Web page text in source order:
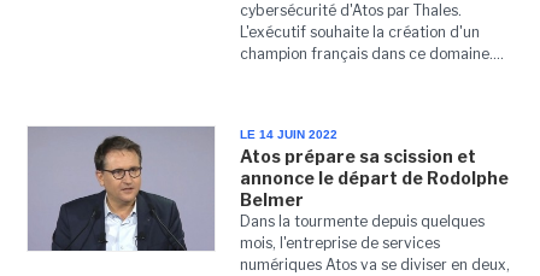
cybersécurité d'Atos par Thales.
L'exécutif souhaite la création d'un
champion français dans ce domaine....
LE 14 JUIN 2022
Atos prépare sa scission et
annonce le départ de Rodolphe
Belmer
Dans la tourmente depuis quelques
mois, l'entreprise de services
numériques Atos va se diviser en deux,